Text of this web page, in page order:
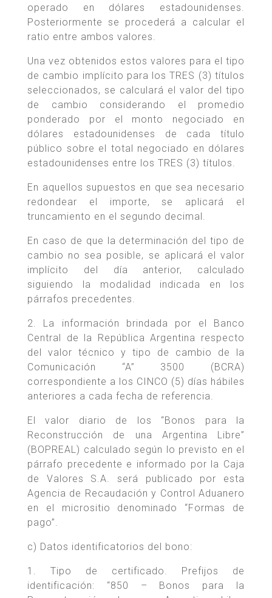
operado en dólares estadounidenses.
Posteriormente se procederá a calcular el
ratio entre ambos valores.
Una vez obtenidos estos valores para el tipo
de cambio implícito para los TRES (3) títulos
seleccionados, se calculará el valor del tipo
de cambio considerando el promedio
ponderado por el monto negociado en
dólares estadounidenses de cada título
público sobre el total negociado en dólares
estadounidenses entre los TRES (3) títulos.
En aquellos supuestos en que sea necesario
redondear el importe, se aplicará el
truncamiento en el segundo decimal.
En caso de que la determinación del tipo de
cambio no sea posible, se aplicará el valor
implícito del día anterior, calculado
siguiendo la modalidad indicada en los
párrafos precedentes.
2. La información brindada por el Banco
Central de la República Argentina respecto
del valor técnico y tipo de cambio de la
Comunicación “A” 3500 (BCRA)
correspondiente a los CINCO (5) días hábiles
anteriores a cada fecha de referencia.
El valor diario de los “Bonos para la
Reconstrucción de una Argentina Libre”
(BOPREAL) calculado según lo previsto en el
párrafo precedente e informado por la Caja
de Valores S.A. será publicado por esta
Agencia de Recaudación y Control Aduanero
en el micrositio denominado “Formas de
pago”.
c) Datos identificatorios del bono:
1. Tipo de certificado. Prefijos de
identificación: “850 – Bonos para la